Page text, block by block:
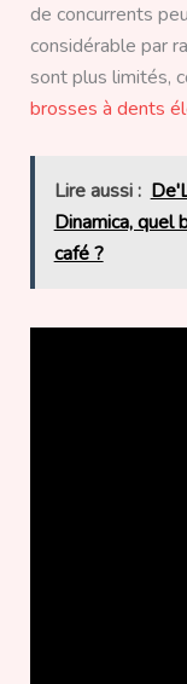
de concurrents
considérable par
sont plus limités,
brosses à dents
Lire aussi :
Dinamica, quel
café ?